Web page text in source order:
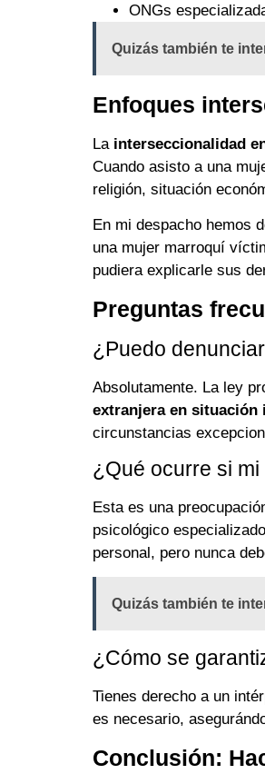
ONGs
Quizás también te
Enfoques
La interseccionalidad
Cuando asisto a una
religión, situación
En mi despacho hemos
una mujer marroquí
pudiera explicarle sus
Preguntas
¿Puedo
Absolutamente. La ley
extranjera en situación
circunstancias
¿Qué ocurre si
Esta es una
psicológico
personal, pero nunca
Quizás también te
¿Cómo se
Tienes derecho a un
es necesario,
Conclusión: